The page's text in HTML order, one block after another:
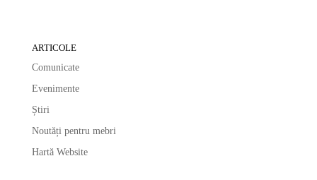
ARTICOLE
Comunicate
Evenimente
Știri
Noutăți pentru mebri
Hartă Website